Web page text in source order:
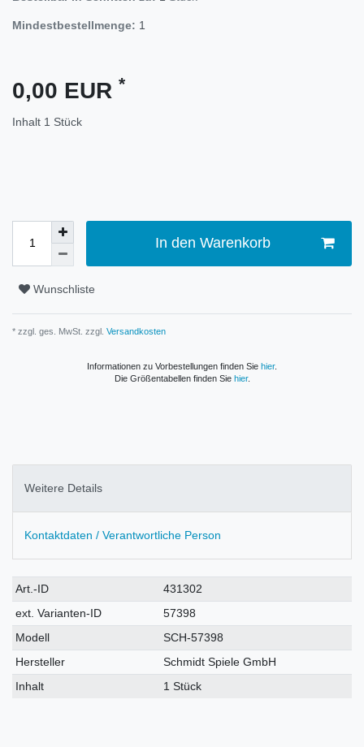
Mindestbestellmenge: 1
0,00 EUR *
Inhalt 1 Stück
In den Warenkorb
Wunschliste
* zzgl. ges. MwSt. zzgl. Versandkosten
Informationen zu Vorbestellungen finden Sie hier.
Die Größentabellen finden Sie hier.
Weitere Details
Kontaktdaten / Verantwortliche Person
Technisches
Merkmal
Wert
Art.-ID
431302
ext. Varianten-ID
57398
Modell
SCH-57398
Hersteller
Schmidt Spiele GmbH
Inhalt
1 Stück